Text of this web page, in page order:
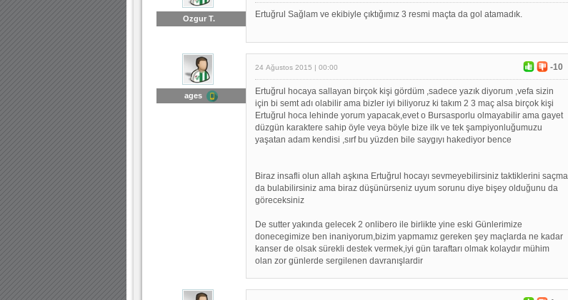
Ozgur T. Ertuğrul Sağlam ve ekibiyle çıktığımız 3 resmi maçta da gol atamadık.
ages
24 Ağustos 2015 | 00:00 -10
Ertuğrul hocaya sallayan birçok kişi gördüm ,sadece yazık diyorum ,vefa sizin
için bi semt adı olabilir ama bizler iyi biliyoruz ki takım 2 3 maç alsa birçok kişi
Ertuğrul hoca lehinde yorum yapacak,evet o Bursasporlu olmayabilir ama gayet
düzgün karaktere sahip öyle veya böyle bize ilk ve tek şampiyonluğumuzu
yaşatan adam kendisi ,sırf bu yüzden bile saygıyı hakediyor bence
Biraz insafli olun allah aşkına Ertuğrul hocayı sevmeyebilirsiniz taktiklerini saçma
da bulabilirsiniz ama biraz düşünürseniz uyum sorunu diye bişey olduğunu da
göreceksiniz
De sutter yakında gelecek 2 onlibero ile birlikte yine eski Günlerimize
donecegimize ben inaniyorum,bizim yapmamız gereken şey maçlarda ne kadar
kanser de olsak sürekli destek vermek,iyi gün taraftarı olmak kolaydır mühim
olan zor günlerde sergilenen davranışlardir